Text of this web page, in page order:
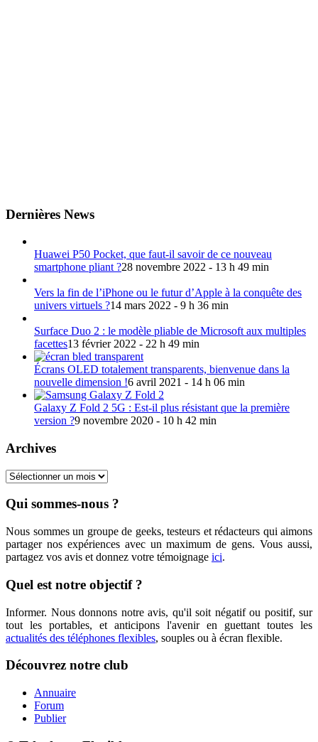
Dernières News
Huawei P50 Pocket, que faut-il savoir de ce nouveau
smartphone pliant ?28 novembre 2022 - 13 h 49 min
Vers la fin de l’iPhone ou le futur d’Apple à la conquête des
univers virtuels ?14 mars 2022 - 9 h 36 min
Surface Duo 2 : le modèle pliable de Microsoft aux multiples
facettes13 février 2022 - 22 h 49 min
Écrans OLED totalement transparents, bienvenue dans la
nouvelle dimension !6 avril 2021 - 14 h 06 min
Galaxy Z Fold 2 5G : Est-il plus résistant que la première
version ?9 novembre 2020 - 10 h 42 min
Archives
Archives
Qui sommes-nous ?
Nous sommes un groupe de geeks, testeurs et rédacteurs qui aimons
partager nos expériences avec un maximum de gens. Vous aussi,
partagez vos avis et donnez votre témoignage ici.
Quel est notre objectif ?
Informer. Nous donnons notre avis, qu'il soit négatif ou positif, sur
tout les portables, et anticipons l'avenir en guettant toutes les
actualités des téléphones flexibles, souples ou à écran flexible.
Découvrez notre club
Annuaire
Forum
Publier